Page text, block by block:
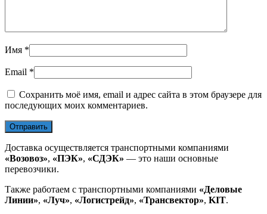
Имя *
Email *
Сохранить моё имя, email и адрес сайта в этом браузере для
последующих моих комментариев.
Доставка осуществляется транспортными компаниями
«Возовоз», «ПЭК», «СДЭК» — это наши основные
перевозчики.
Также работаем с транспортными компаниями «Деловые
Линии», «Луч», «Логистрейд», «Трансвектор», KIT.